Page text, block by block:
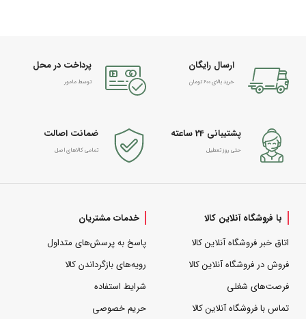
ارسال رایگان
خرید بالای 600 تومان
پرداخت در محل
توسط مامور
پشتیبانی 24 ساعته
حتی روز تعطیل
ضمانت اصالت
تمامی کالاهای اصل
با فروشگاه آنلاین کالا
اتاق خبر فروشگاه آنلاین کالا
فروش در فروشگاه آنلاین کالا
فرصت‌های شغلی
تماس با فروشگاه آنلاین کالا
خدمات مشتریان
پاسخ به پرسش‌های متداول
رویه‌های بازگرداندن کالا
شرایط استفاده
حریم خصوصی